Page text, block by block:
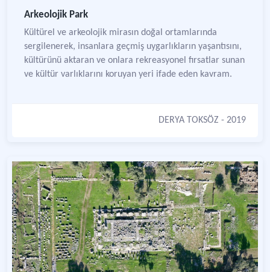
Arkeolojik Park
Kültürel ve arkeolojik mirasın doğal ortamlarında
sergilenerek, insanlara geçmiş uygarlıkların yaşantısını,
kültürünü aktaran ve onlara rekreasyonel fırsatlar sunan
ve kültür varlıklarını koruyan yeri ifade eden kavram.
DERYA TOKSÖZ - 2019